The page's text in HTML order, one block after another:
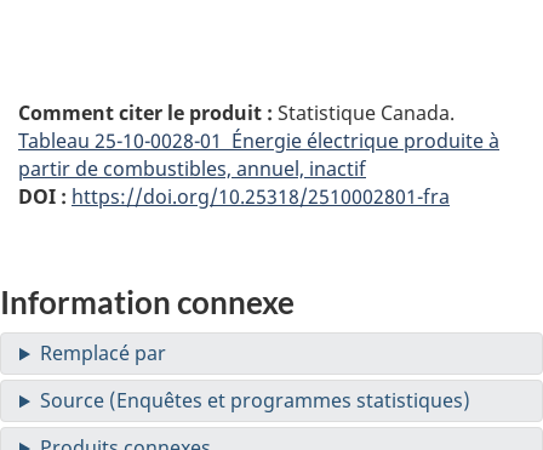
Comment citer le produit : Statistique Canada.
Tableau 25-10-0028-01 Énergie électrique produite à
partir de combustibles, annuel, inactif
DOI : https://doi.org/10.25318/2510002801-fra
Information connexe